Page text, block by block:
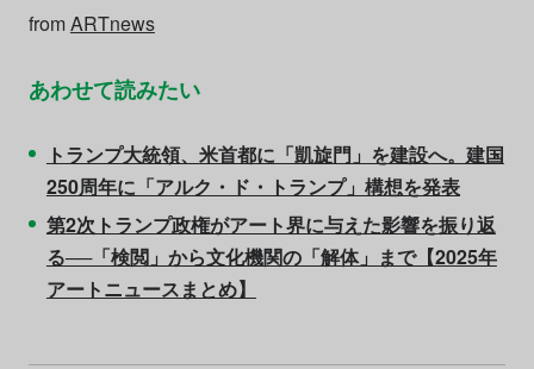
fromARTnews
あわせて読みたい
トランプ大統領、米首都に「凱旋門」を建設へ。建国
250周年に「アルク・ド・トランプ」構想を発表
第2次トランプ政権がアート界に与えた影響を振り返
る──「検閲」から文化機関の「解体」まで【2025年
アートニュースまとめ】